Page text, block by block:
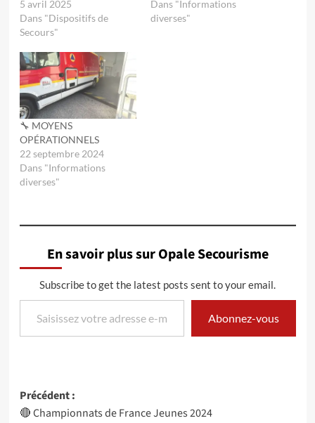
5 avril 2025
Dans "Dispositifs de
Secours"
Dans "Informations
diverses"
🔧 MOYENS
OPÉRATIONNELS
22 septembre 2024
Dans "Informations
diverses"
En savoir plus sur Opale Secourisme
Subscribe to get the latest posts sent to your email.
Saisissez votre adresse e-mail…
Abonnez-vous
Navigation
Précédent :
🔴 Championnats de France Jeunes 2024